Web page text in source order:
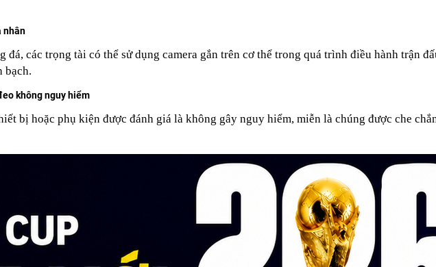
nhân
đá, các trọng tài có thể sử dụng camera gắn trên cơ thể trong quá trình điều hành trận
bạch.
không nguy hiểm
bị hoặc phụ kiện được đánh giá là không gây nguy hiểm, miễn là chúng được che